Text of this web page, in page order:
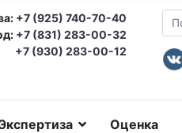
+7 (925) 740-70-40
+7 (831) 283-00-32
+7 (930) 283-00-12
Оценка